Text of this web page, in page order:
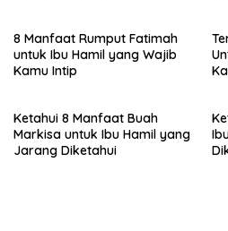
8 Manfaat Rumput Fatimah
untuk Ibu Hamil yang Wajib
Kamu Intip
Ketahui 8 Manfaat Buah
Markisa untuk Ibu Hamil yang
Jarang Diketahui